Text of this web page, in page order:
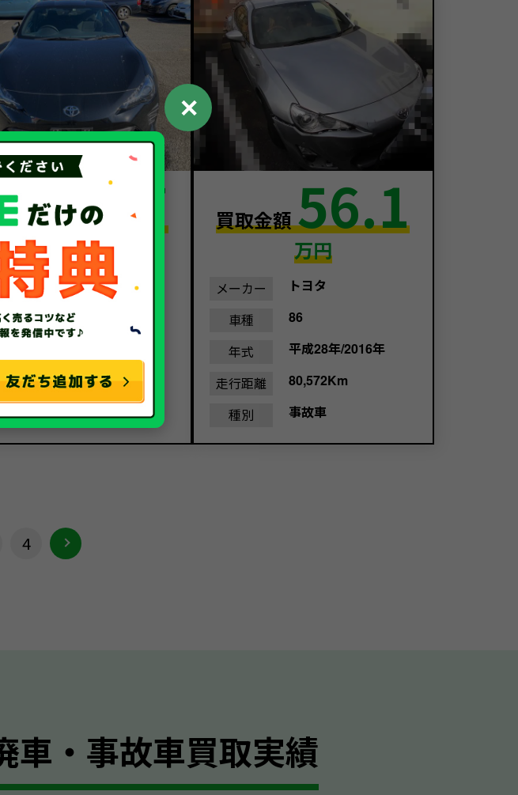
金額84.7
万円
ー
トヨタ
86
離
10,245Km
事故車
買取金額56.1
万円
メーカー
トヨタ
車種
86
年式
平成28年/2016年
走行距離
80,572Km
種別
事故車
4
車・事故車買取実績
✕